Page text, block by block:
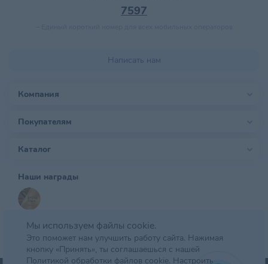
7597
Написать нам
Компания
Покупателям
Каталог
Наши награды
Мы используем файлы cookie.
Это поможет нам улучшить работу сайта. Нажимая
кнопку «Принять», ты соглашаешься с нашей
Политикой обработки файлов cookie. Настроить